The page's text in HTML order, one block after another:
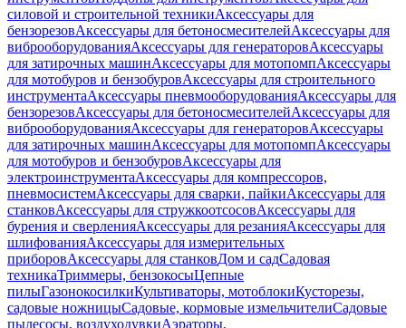
силовой и строительной техникиАксессуары для
бензорезовАксессуары для бетоносмесителейАксессуары для
виброоборудованияАксессуары для генераторовАксессуары
для затирочных машинАксессуары для мотопомпАксессуары
для мотобуров и бензобуровАксессуары для строительного
инструментаАксессуары пневмооборудованияАксессуары для
бензорезовАксессуары для бетоносмесителейАксессуары для
виброоборудованияАксессуары для генераторовАксессуары
для затирочных машинАксессуары для мотопомпАксессуары
для мотобуров и бензобуровАксессуары для
электроинструментаАксессуары для компрессоров,
пневмосистемАксессуары для сварки, пайкиАксессуары для
станковАксессуары для стружкоотсосовАксессуары для
бурения и сверленияАксессуары для резанияАксессуары для
шлифованияАксессуары для измерительных
приборовАксессуары для станковДом и садСадовая
техникаТриммеры, бензокосыЦепные
пилыГазонокосилкиКультиваторы, мотоблокиКусторезы,
садовые ножницыСадовые, кормовые измельчителиСадовые
пылесосы, воздуходувкиАэраторы,